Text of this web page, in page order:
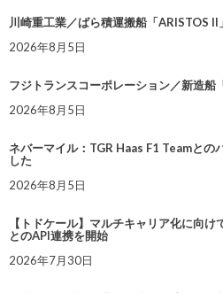
川崎重工業／ばら積運搬船「ARISTOS II
2026年8月5日
フジトランスコーポレーション／新造船
2026年8月5日
ネバーマイル：TGR Haas F1 Teamとの
した
2026年8月5日
【トドケール】マルチキャリア化に向
とのAPI連携を開始
2026年7月30日